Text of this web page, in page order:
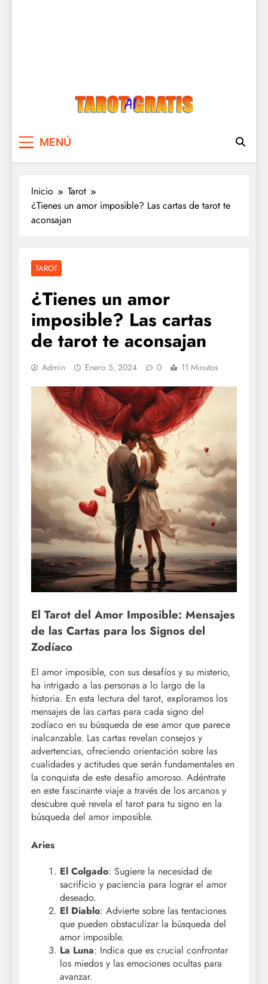
MENÚ
Inicio
Tarot
¿Tienes un amor imposible? Las cartas de tarot te
aconsajan
TAROT
¿Tienes un amor
imposible? Las cartas
de tarot te aconsajan
Admin Enero 5, 2024 0 11 Minutos
El Tarot del Amor Imposible: Mensajes
de las Cartas para los Signos del
Zodíaco
El amor imposible, con sus desafíos y su misterio,
ha intrigado a las personas a lo largo de la
historia. En esta lectura del tarot, exploramos los
mensajes de las cartas para cada signo del
zodíaco en su búsqueda de ese amor que parece
inalcanzable. Las cartas revelan consejos y
advertencias, ofreciendo orientación sobre las
cualidades y actitudes que serán fundamentales en
la conquista de este desafío amoroso. Adéntrate
en este fascinante viaje a través de los arcanos y
descubre qué revela el tarot para tu signo en la
búsqueda del amor imposible.
Aries
El Colgado: Sugiere la necesidad de
sacrificio y paciencia para lograr el amor
deseado.
El Diablo: Advierte sobre las tentaciones
que pueden obstaculizar la búsqueda del
amor imposible.
La Luna: Indica que es crucial confrontar
los miedos y las emociones ocultas para
avanzar.